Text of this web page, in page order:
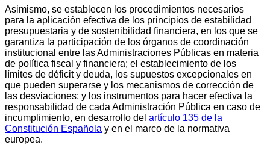
Asimismo, se establecen los procedimientos necesarios
para la aplicación efectiva de los principios de estabilidad
presupuestaria y de sostenibilidad financiera, en los que se
garantiza la participación de los órganos de coordinación
institucional entre las Administraciones Públicas en materia
de política fiscal y financiera; el establecimiento de los
límites de déficit y deuda, los supuestos excepcionales en
que pueden superarse y los mecanismos de corrección de
las desviaciones; y los instrumentos para hacer efectiva la
responsabilidad de cada Administración Pública en caso de
incumplimiento, en desarrollo del artículo 135 de la
Constitución Española y en el marco de la normativa
europea.